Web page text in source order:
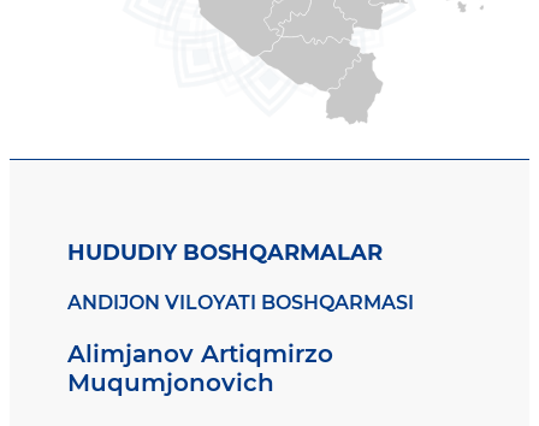
HUDUDIY BOSHQARMALAR
ANDIJON VILOYATI BOSHQARMASI
Alimjanov Artiqmirzo
Muqumjonovich